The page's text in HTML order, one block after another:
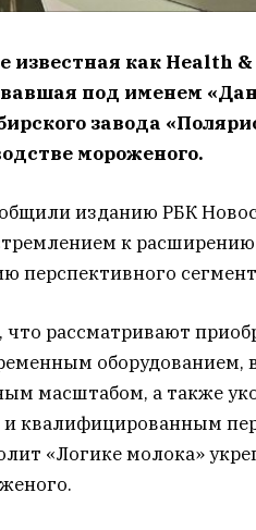
известная как Health
под именем
завода
мороженого.
изданию РБК
к
перспективного
рассматривают
оборудованием,
масштабом, а также
квалифицированным
«Логике молока»